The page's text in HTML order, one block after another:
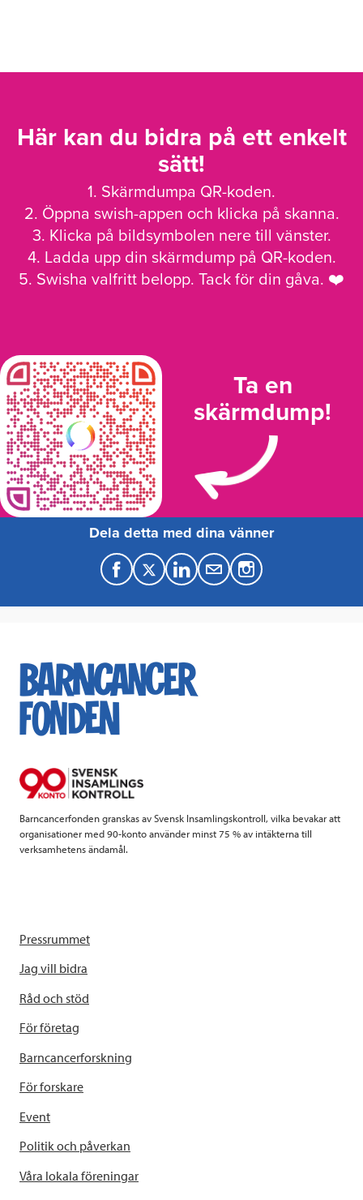
Här kan du bidra på ett enkelt
sätt!
1. Skärmdumpa QR-koden.
2. Öppna swish-appen och klicka på skanna.
3. Klicka på bildsymbolen nere till vänster.
4. Ladda upp din skärmdump på QR-koden.
5. Swisha valfritt belopp. Tack för din gåva. ❤️
Ta en
skärmdump!
Dela detta med dina vänner
F
a
e
b
k
T
w
t
t
L
i
k
e
M
a
Barncancerfonden granskas av Svensk Insamlingskontroll, vilka bevakar att
organisationer med 90-konto använder minst 75 % av intäkterna till
verksamhetens ändamål.
Pressrummet
Jag vill bidra
Råd och stöd
För företag
Barncancerforskning
För forskare
Event
Politik och påverkan
Våra lokala föreningar